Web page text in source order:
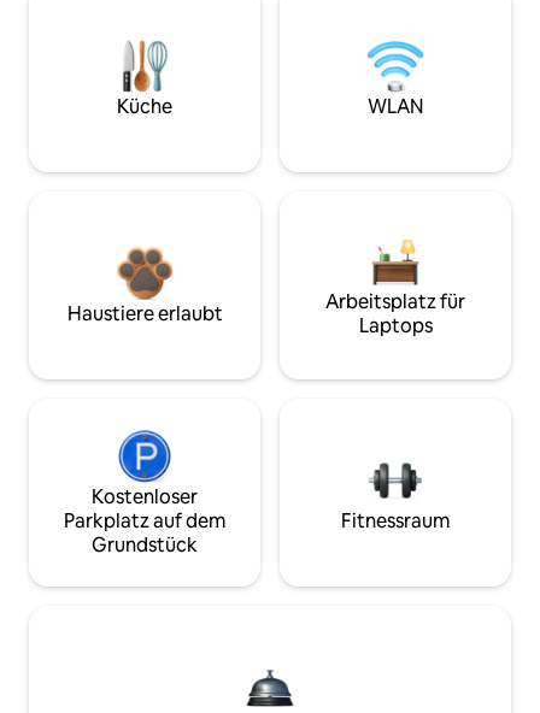
Küche WLAN
Haustiere erlaubt
Arbeitsplatz für
Laptops
Kostenloser
Parkplatz auf dem
Grundstück
Fitnessraum